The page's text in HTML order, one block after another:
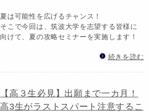
夏は可能性を広げるチャンス！
そこで今回は、筑波大学を志望する皆様に
向けて、夏の攻略セミナーを実施します！
続きを読む
【高３生必見】出願まで一カ月！
高3生がラストスパート注意するこ